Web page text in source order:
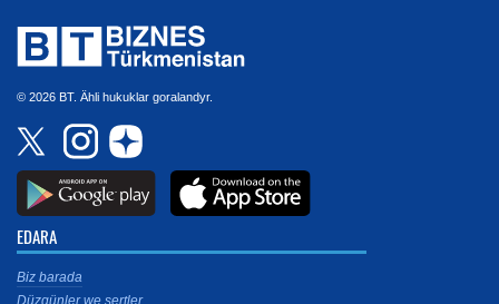
© 2026 BT. Ähli hukuklar goralandyr.
EDARA
Biz barada